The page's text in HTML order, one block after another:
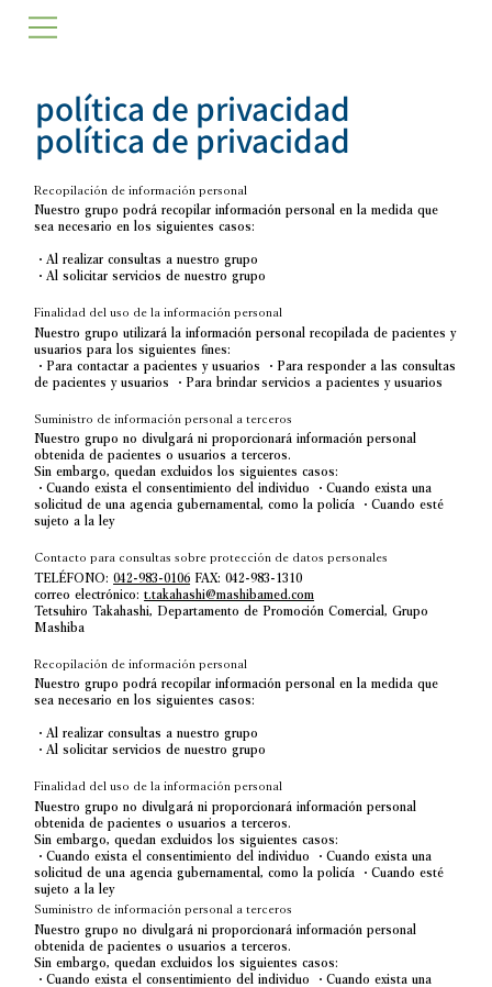
política de privacidad
política de privacidad
Recopilación de información personal
Nuestro grupo podrá recopilar información personal en la medida que
sea necesario en los siguientes casos:
・Al realizar consultas a nuestro grupo
・Al solicitar servicios de nuestro grupo
Finalidad del uso de la información personal
Nuestro grupo utilizará la información personal recopilada de pacientes y
usuarios para los siguientes fines:
・Para contactar a pacientes y usuarios ・Para responder a las consultas
de pacientes y usuarios ・Para brindar servicios a pacientes y usuarios
Suministro de información personal a terceros
Nuestro grupo no divulgará ni proporcionará información personal
obtenida de pacientes o usuarios a terceros.
Sin embargo, quedan excluidos los siguientes casos:
・Cuando exista el consentimiento del individuo ・Cuando exista una
solicitud de una agencia gubernamental, como la policía ・Cuando esté
sujeto a la ley
Contacto para consultas sobre protección de datos personales
TELÉFONO:042-983-0106 FAX: 042-983-1310
correo electrónico:t.takahashi@mashibamed.com
Tetsuhiro Takahashi, Departamento de Promoción Comercial, Grupo
Mashiba
Recopilación de información personal
Nuestro grupo podrá recopilar información personal en la medida que
sea necesario en los siguientes casos:
・Al realizar consultas a nuestro grupo
・Al solicitar servicios de nuestro grupo
Finalidad del uso de la información personal
Nuestro grupo no divulgará ni proporcionará información personal
obtenida de pacientes o usuarios a terceros.
Sin embargo, quedan excluidos los siguientes casos:
・Cuando exista el consentimiento del individuo ・Cuando exista una
solicitud de una agencia gubernamental, como la policía ・Cuando esté
sujeto a la ley
Suministro de información personal a terceros
Nuestro grupo no divulgará ni proporcionará información personal
obtenida de pacientes o usuarios a terceros.
Sin embargo, quedan excluidos los siguientes casos:
・Cuando exista el consentimiento del individuo ・Cuando exista una